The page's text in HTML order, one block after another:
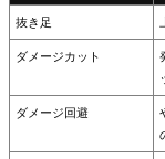
抜き足
ダメージカット
ダメージ回避